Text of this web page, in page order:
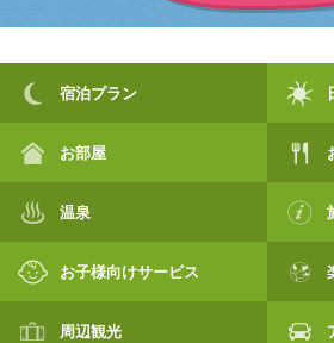
宿泊プラン
お部屋
温泉
お子様向けサービス
周辺観光